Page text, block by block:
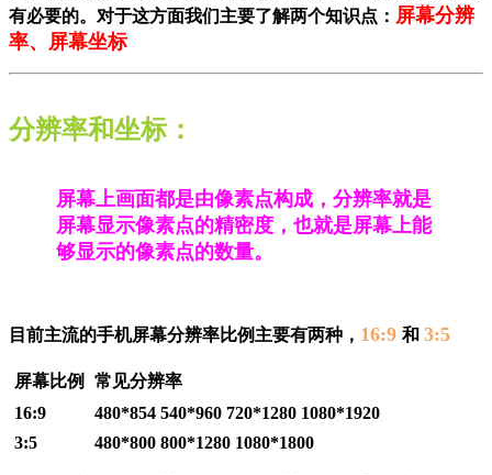
有必要的。对于这方面我们主要了解两个知识点： 屏幕分辨
率、屏幕坐标
分辨率和坐标：
屏幕上画面都是由像素点构成，分辨率就是
屏幕显示像素点的精密度，也就是屏幕上能
够显示的像素点的数量。
目前主流的手机屏幕分辨率比例主要有两种， 16:9 和 3:5
屏幕比例
常见分辨率
16:9
480*854 540*960 720*1280 1080*1920
3:5
480*800 800*1280 1080*1800